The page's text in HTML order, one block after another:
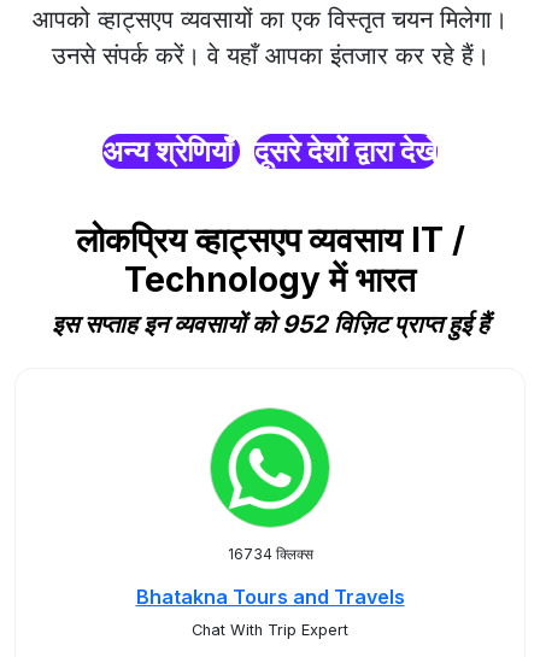
आपको व्हाट्सएप व्यवसायों का एक विस्तृत चयन मिलेगा।
उनसे संपर्क करें। वे यहाँ आपका इंतजार कर रहे हैं।
अन्य श्रेणियाँ दूसरे देशों द्वारा देखें
लोकप्रिय व्हाट्सएप व्यवसाय IT /
Technology में भारत
इस सप्ताह इन व्यवसायों को 952 विज़िट प्राप्त हुई हैं
16734 क्लिक्स
Bhatakna Tours and Travels
Chat With Trip Expert